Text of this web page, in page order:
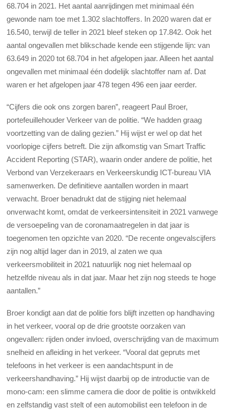
68.704 in 2021. Het aantal aanrijdingen met minimaal één
gewonde nam toe met 1.302 slachtoffers. In 2020 waren dat er
16.540, terwijl de teller in 2021 bleef steken op 17.842. Ook het
aantal ongevallen met blikschade kende een stijgende lijn: van
63.649 in 2020 tot 68.704 in het afgelopen jaar. Alleen het aantal
ongevallen met minimaal één dodelijk slachtoffer nam af. Dat
waren er het afgelopen jaar 478 tegen 496 een jaar eerder.
“Cijfers die ook ons zorgen baren”, reageert Paul Broer,
portefeuillehouder Verkeer van de politie. “We hadden graag
voortzetting van de daling gezien.” Hij wijst er wel op dat het
voorlopige cijfers betreft. Die zijn afkomstig van Smart Traffic
Accident Reporting (STAR), waarin onder andere de politie, het
Verbond van Verzekeraars en Verkeerskundig ICT-bureau VIA
samenwerken. De definitieve aantallen worden in maart
verwacht. Broer benadrukt dat de stijging niet helemaal
onverwacht komt, omdat de verkeersintensiteit in 2021 vanwege
de versoepeling van de coronamaatregelen in dat jaar is
toegenomen ten opzichte van 2020. “De recente ongevalscijfers
zijn nog altijd lager dan in 2019, al zaten we qua
verkeersmobiliteit in 2021 natuurlijk nog niet helemaal op
hetzelfde niveau als in dat jaar. Maar het zijn nog steeds te hoge
aantallen.”
Broer kondigt aan dat de politie fors blijft inzetten op handhaving
in het verkeer, vooral op de drie grootste oorzaken van
ongevallen: rijden onder invloed, overschrijding van de maximum
snelheid en afleiding in het verkeer. “Vooral dat gepruts met
telefoons in het verkeer is een aandachtspunt in de
verkeershandhaving.” Hij wijst daarbij op de introductie van de
mono-cam: een slimme camera die door de politie is ontwikkeld
en zelfstandig vast stelt of een automobilist een telefoon in de